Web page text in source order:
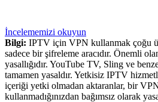
İncelememizi okuyun
Bilgi: IPTV için VPN kullanmak çoğu
sadece bir şifreleme aracıdır. Önemli
yasallığıdır. YouTube TV, Sling ve
tamamen yasaldır. Yetkisiz IPTV
içeriği yetki olmadan aktaranlar, bir
kullanmadığınızdan bağımsız olarak